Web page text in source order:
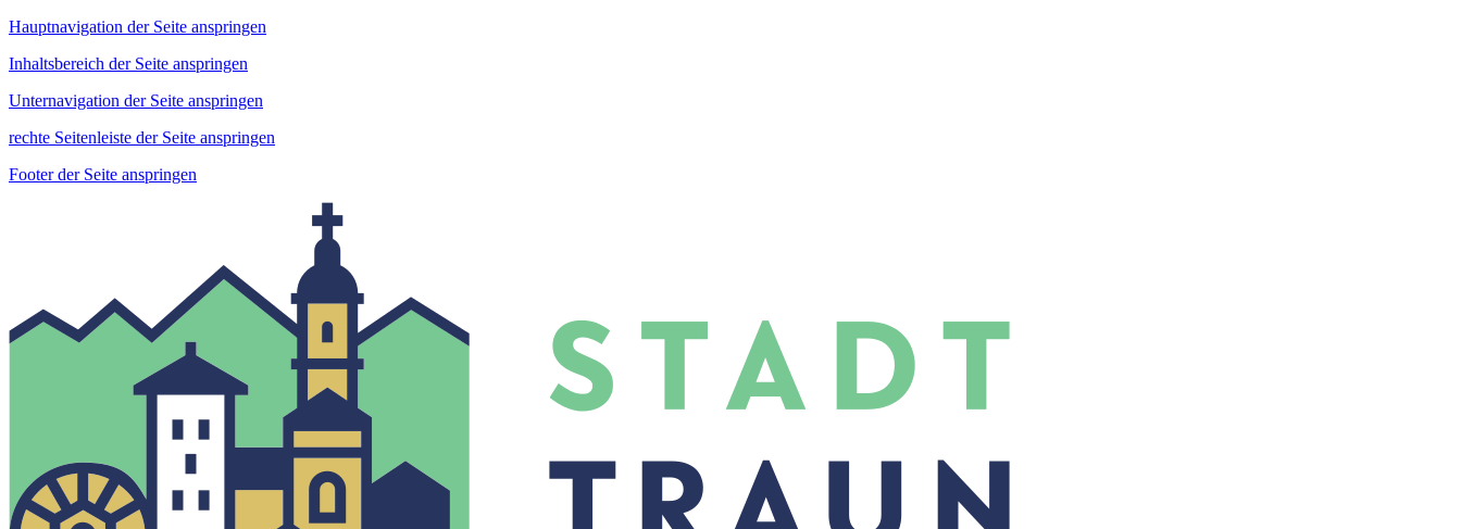
Hauptnavigation der Seite anspringen
Inhaltsbereich der Seite anspringen
Unternavigation der Seite anspringen
rechte Seitenleiste der Seite anspringen
Footer der Seite anspringen